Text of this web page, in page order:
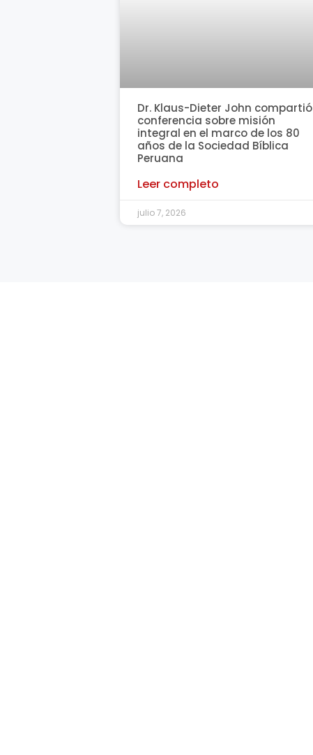
Dr. Klaus-Dieter John compartió
conferencia sobre misión
integral en el marco de los 80
años de la Sociedad Bíblica
Peruana
Leer completo
julio 7, 2026